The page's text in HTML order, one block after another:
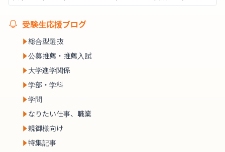
受験生応援ブログ
総合型選抜
公募推薦・推薦入試
大学進学関係
学部・学科
学問
なりたい仕事、職業
親御様向け
特集記事